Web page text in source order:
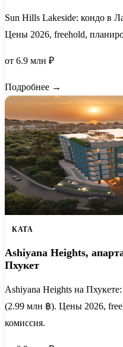
Sun Hills Lakeside: кондо в
Цены 2026, freehold,
от 6.9 млн ₽
Подробнее →
КАТА
Ashiyana Heights,
Пхукет
Ashiyana Heights на
(2.99 млн ฿). Цены 2026,
комиссия.